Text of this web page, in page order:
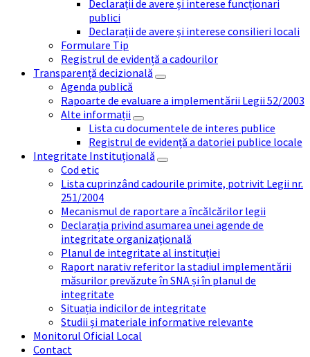
Declarații de avere și interese funcționari
publici
Declarații de avere și interese consilieri locali
Formulare Tip
Registrul de evidență a cadourilor
Transparență decizională
Agenda publică
Rapoarte de evaluare a implementării Legii 52/2003
Alte informații
Lista cu documentele de interes publice
Registrul de evidență a datoriei publice locale
Integritate Instituțională
Cod etic
Lista cuprinzând cadourile primite, potrivit Legii nr.
251/2004
Mecanismul de raportare a încălcărilor legii
Declarația privind asumarea unei agende de
integritate organizațională
Planul de integritate al instituției
Raport narativ referitor la stadiul implementării
măsurilor prevăzute în SNA și în planul de
integritate
Situația indicilor de integritate
Studii și materiale informative relevante
Monitorul Oficial Local
Contact